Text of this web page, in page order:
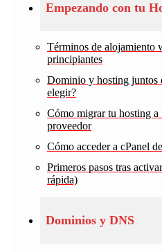
Empezando con tu
Términos de alojamiento
principiantes
Dominio y hosting juntos
elegir?
Cómo migrar tu hosting a
proveedor
Cómo acceder a cPanel
Primeros pasos tras
rápida)
Dominios y DNS